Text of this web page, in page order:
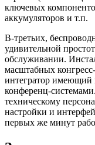
ключевых
аккумуляторов и т.п.
В-третьих,
удивительной
обслуживании.
масштабных
интегратор
конференц-
техническому
настройки и
первых же минут